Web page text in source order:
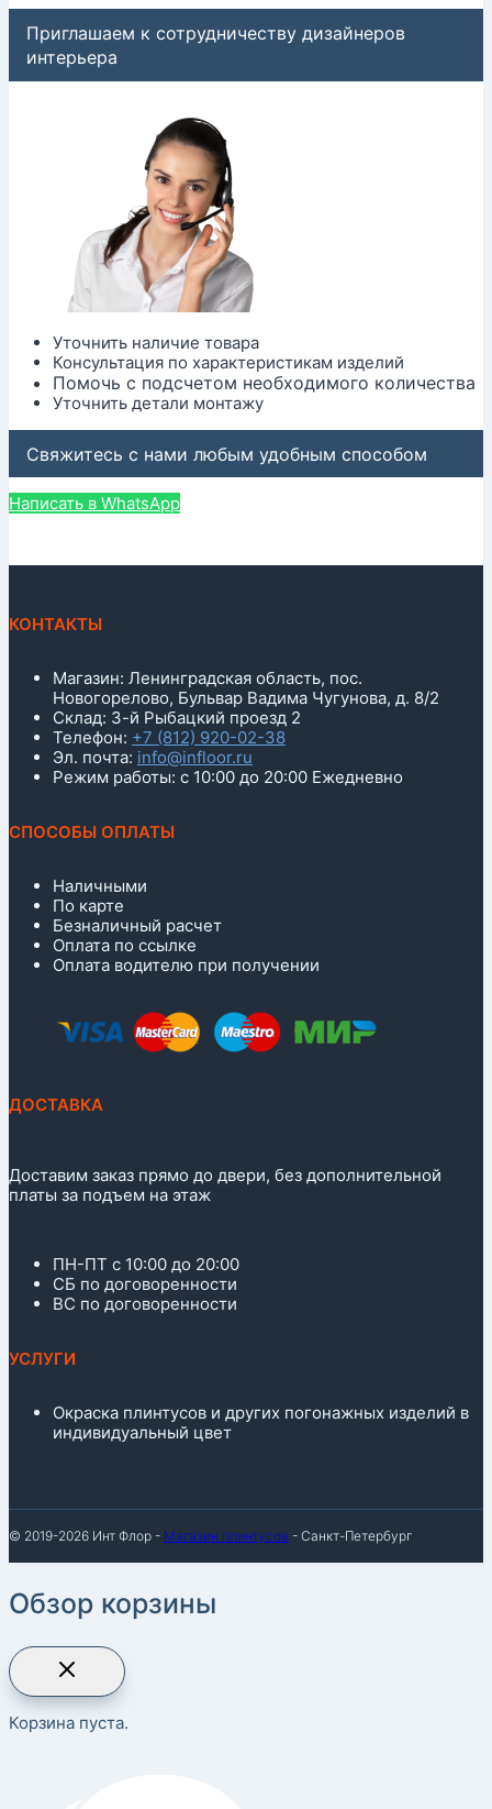
Приглашаем к сотрудничеству дизайнеров
интерьера
Уточнить наличие товара
Консультация по характеристикам изделий
Помочь с подсчетом необходимого количества
Уточнить детали монтажу
Свяжитесь с нами любым удобным способом
Написать в WhatsApp
КОНТАКТЫ
Магазин: Ленинградская область, пос.
Новогорелово, Бульвар Вадима Чугунова, д. 8/2
Склад: 3-й Рыбацкий проезд 2
Телефон: +7 (812) 920-02-38
Эл. почта: info@infloor.ru
Режим работы: с 10:00 до 20:00 Ежедневно
СПОСОБЫ ОПЛАТЫ
Наличными
По карте
Безналичный расчет
Оплата по ссылке
Оплата водителю при получении
ДОСТАВКА
Доставим заказ прямо до двери, без дополнительной
платы за подъем на этаж
ПН-ПТ с 10:00 до 20:00
СБ по договоренности
ВС по договоренности
УСЛУГИ
Окраска плинтусов и других погонажных изделий в
индивидуальный цвет
© 2019-2026 Инт Флор - Магазин плинтусов - Санкт-Петербург
Обзор корзины
Корзина пуста.